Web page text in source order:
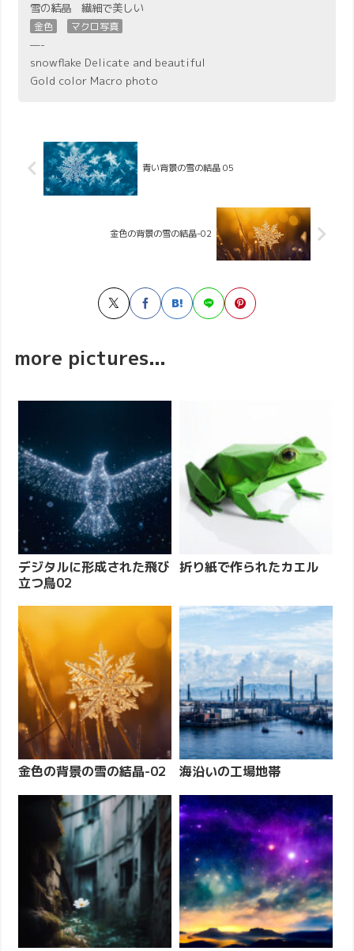
雪の結晶 繊細で美しい
金色 マクロ写真
—-
snowflake Delicate and beautiful
Gold color Macro photo
青い背景の雪の結晶 05
金色の背景の雪の結晶-02
more pictures...
デジタルに形成された飛び
立つ鳥02
折り紙で作られたカエル
金色の背景の雪の結晶-02 海沿いの工場地帯